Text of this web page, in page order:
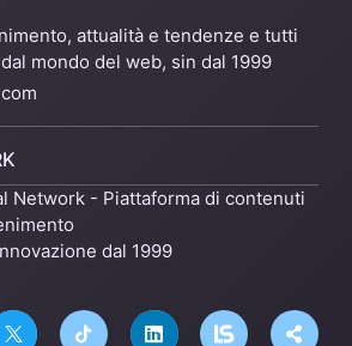
attualità e tendenze e tutti
mondo del web, sin dal 1999
Network - Piattaforma di contenuti
dal 1999